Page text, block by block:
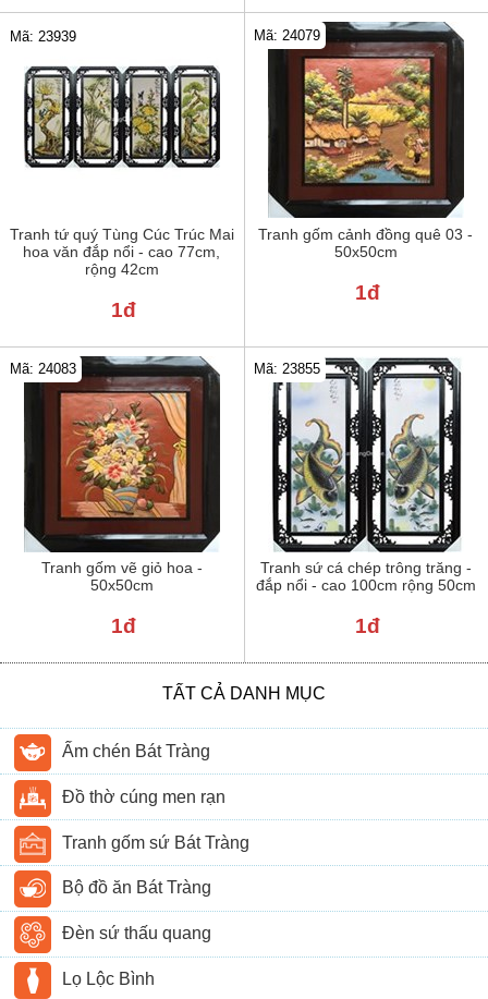
Tranh tứ quý Tùng Cúc Trúc Mai
hoa văn đắp nổi - cao 77cm,
rộng 42cm
Mã: 23939
1đ
Tranh gốm cảnh đồng quê 03 -
50x50cm
Mã: 24079
1đ
Tranh gốm vẽ giỏ hoa -
50x50cm
Mã: 24083
1đ
Tranh sứ cá chép trông trăng -
đắp nổi - cao 100cm rộng 50cm
Mã: 23855
1đ
TẤT CẢ DANH MỤC
Ấm chén Bát Tràng
Đồ thờ cúng men rạn
Tranh gốm sứ Bát Tràng
Bộ đồ ăn Bát Tràng
Đèn sứ thấu quang
Lọ Lộc Bình